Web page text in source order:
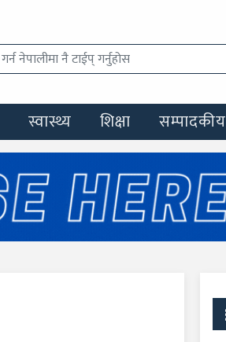
स्वास्थ्य शिक्षा सम्पादकीय